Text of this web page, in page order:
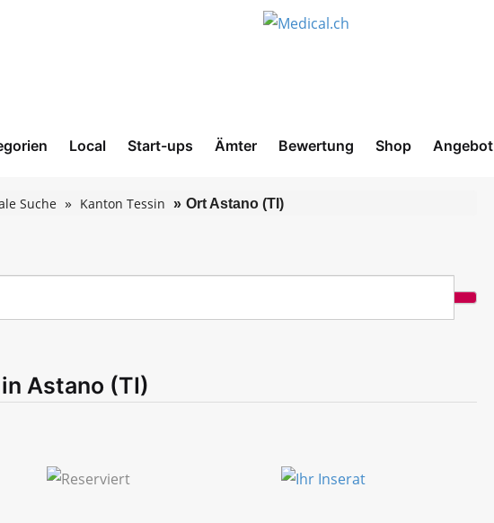
Local Start-ups Ämter Bewertung Shop Angebot
Suche Kanton Tessin Ort Astano (TI)
Astano (TI)